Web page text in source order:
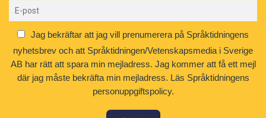
Jag bekräftar att jag vill prenumerera på Språktidningens
nyhetsbrev och att Språktidningen/Vetenskapsmedia i Sverige
AB har rätt att spara min mejladress. Jag kommer att få ett mejl
där jag måste bekräfta min mejladress. Läs Språktidningens
personuppgiftspolicy.